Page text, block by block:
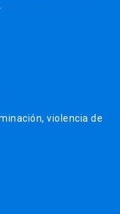
violencia de